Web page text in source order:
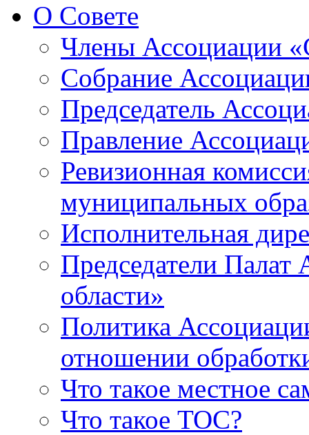
О Совете
Члены Ассоциации
Собрание
Председатель
Правление
Ревизионная
муниципальных
Исполнительная
Председатели
области»
Политика
отношении
Что такое местное
Что такое ТОС?